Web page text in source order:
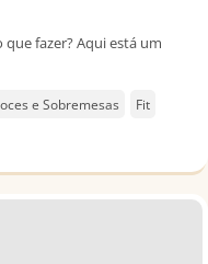
que fazer? Aqui está um
e Sobremesas
Fit